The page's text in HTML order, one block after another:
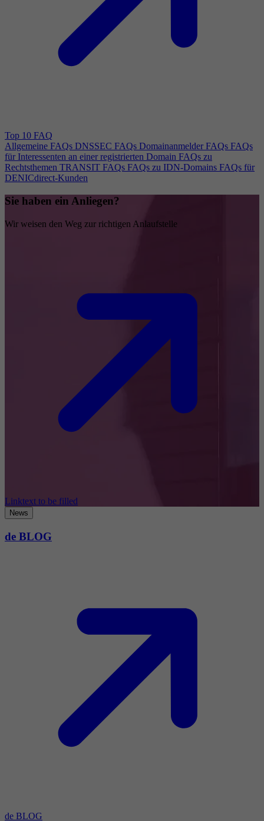
Top 10 FAQ
Allgemeine FAQs DNSSEC FAQs Domainanmelder FAQs FAQs
für Interessenten an einer registrierten Domain FAQs zu
Rechtsthemen TRANSIT FAQs FAQs zu IDN-Domains FAQs für
DENICdirect-Kunden
Sie haben ein Anliegen?
Wir weisen den Weg zur richtigen Anlaufstelle
Linktext to be filled
News
de BLOG
de BLOG